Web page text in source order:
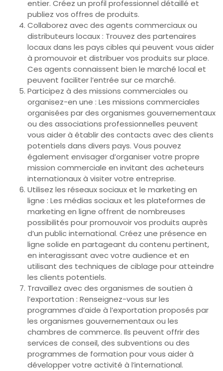
entier. Créez un profil professionnel détaillé et
publiez vos offres de produits.
Collaborez avec des agents commerciaux ou
distributeurs locaux : Trouvez des partenaires
locaux dans les pays cibles qui peuvent vous aider
à promouvoir et distribuer vos produits sur place.
Ces agents connaissent bien le marché local et
peuvent faciliter l’entrée sur ce marché.
Participez à des missions commerciales ou
organisez-en une : Les missions commerciales
organisées par des organismes gouvernementaux
ou des associations professionnelles peuvent
vous aider à établir des contacts avec des clients
potentiels dans divers pays. Vous pouvez
également envisager d’organiser votre propre
mission commerciale en invitant des acheteurs
internationaux à visiter votre entreprise.
Utilisez les réseaux sociaux et le marketing en
ligne : Les médias sociaux et les plateformes de
marketing en ligne offrent de nombreuses
possibilités pour promouvoir vos produits auprès
d’un public international. Créez une présence en
ligne solide en partageant du contenu pertinent,
en interagissant avec votre audience et en
utilisant des techniques de ciblage pour atteindre
les clients potentiels.
Travaillez avec des organismes de soutien à
l’exportation : Renseignez-vous sur les
programmes d’aide à l’exportation proposés par
les organismes gouvernementaux ou les
chambres de commerce. Ils peuvent offrir des
services de conseil, des subventions ou des
programmes de formation pour vous aider à
développer votre activité à l’international.